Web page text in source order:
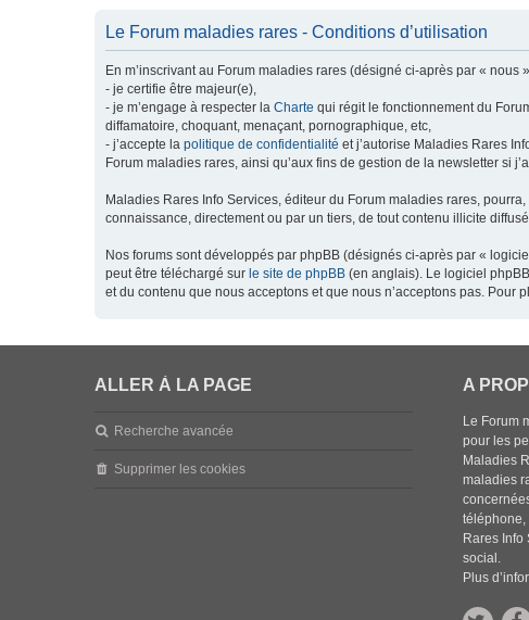
Le Forum maladies rares - Conditions d’utilisation
En m’inscrivant au Forum maladies rares (désigné ci-après par «
- je certifie être majeur(e),
- je m’engage à respecter la Charte qui régit le fonctionnement du
diffamatoire, choquant, menaçant, pornographique, etc,
- j’accepte la politique de confidentialité et j’autorise Maladies Rares
Forum maladies rares, ainsi qu’aux fins de gestion de la newsletter si
Maladies Rares Info Services, éditeur du Forum maladies rares,
connaissance, directement ou par un tiers, de tout contenu illicite
Nos forums sont développés par phpBB (désignés ci-après par «
peut être téléchargé sur le site de phpBB (en anglais). Le logiciel
et du contenu que nous acceptons et que nous n’acceptons pas. Pour
ALLER À LA PAGE
Recherche avancée
Supprimer les cookies
A
Le Forum
pour les
Maladies
maladies
téléphone,
Rares
social.
Plus